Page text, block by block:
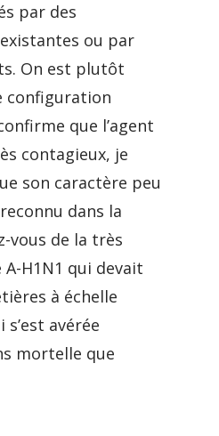
par des
ou par
On est plutôt
configuration
que l’agent
contagieux, je
son caractère peu
dans la
vous de la très
H1N1 qui devait
à échelle
avérée
mortelle que